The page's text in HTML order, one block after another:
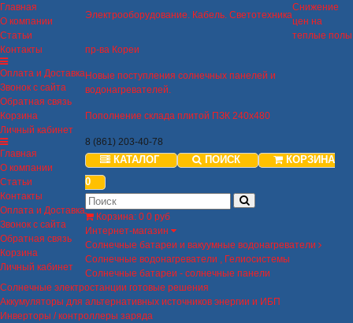
Главная
О компании
Статьи
Контакты
Оплата и Доставка
Звонок с сайта
Обратная связь
Корзина
Личный кабинет
Главная
О компании
Статьи
Контакты
Оплата и Доставка
Звонок с сайта
Обратная связь
Корзина
Личный кабинет
Электрооборудование. Кабель. Светотехника
Снижение
цен на
теплые полы
пр-ва Кореи
Новые поступления солнечных панелей и
водонагревателей.
Пополнение склада плитой ПЗК 240х480
8 (861) 203-40-78
КАТАЛОГ ПОИСК
КОРЗИНА
0
Корзина: 0 0 руб
Интернет-магазин
Солнечные батареи и вакуумные водонагреватели
Солнечные водонагреватели , Гелиосистемы
Солнечные батареи - солнечные панели
Солнечные электростанции готовые решения
Аккумуляторы для альтернативных источников энергии и ИБП
Инверторы / контроллеры заряда